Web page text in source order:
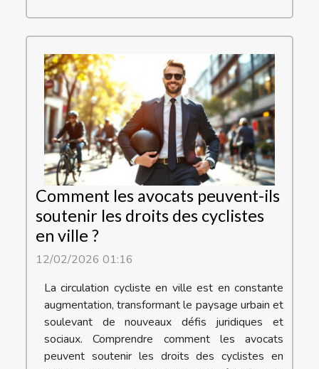
Comment les avocats peuvent-ils
soutenir les droits des cyclistes
en ville ?
12/02/2026 01:16
La circulation cycliste en ville est en constante
augmentation, transformant le paysage urbain et
soulevant de nouveaux défis juridiques et
sociaux. Comprendre comment les avocats
peuvent soutenir les droits des cyclistes en